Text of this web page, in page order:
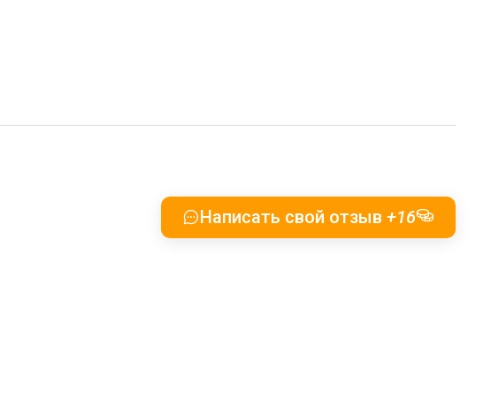
Написать свой отзыв +16